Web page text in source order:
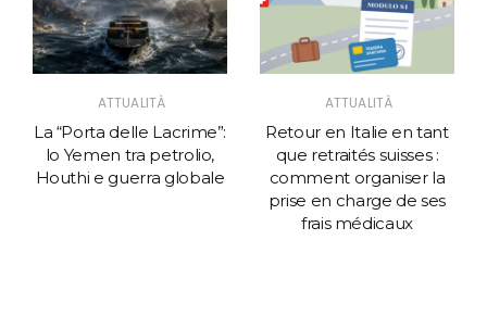
ATTUALITÀ
La “Porta delle Lacrime”:
lo Yemen tra petrolio,
Houthi e guerra globale
ATTUALITÀ
Retour en Italie en tant
que retraités suisses :
comment organiser la
prise en charge de ses
frais médicaux